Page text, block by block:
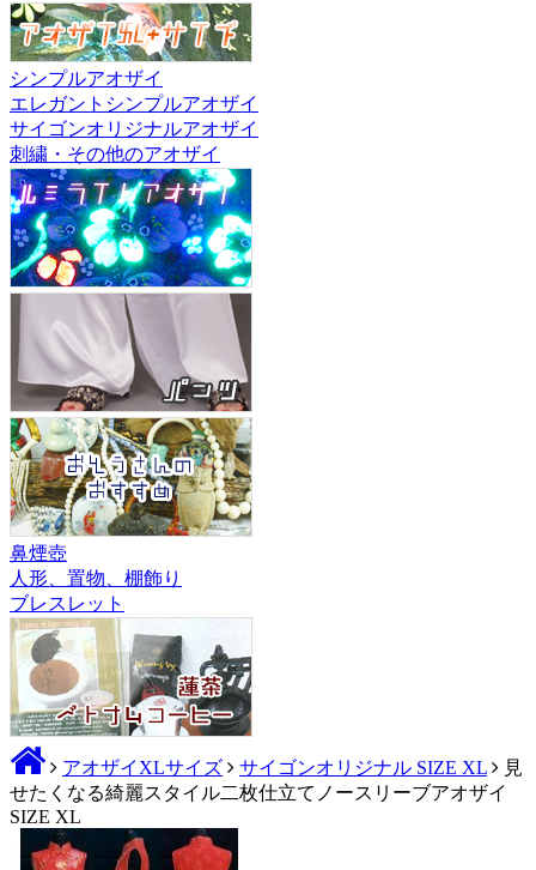
シンプルアオザイ
エレガントシンプルアオザイ
サイゴンオリジナルアオザイ
刺繍・その他のアオザイ
鼻煙壺
人形、置物、棚飾り
ブレスレット
アオザイXLサイズ サイゴンオリジナル SIZE XL
見
せたくなる綺麗スタイル二枚仕立てノースリーブアオザイ
SIZE XL